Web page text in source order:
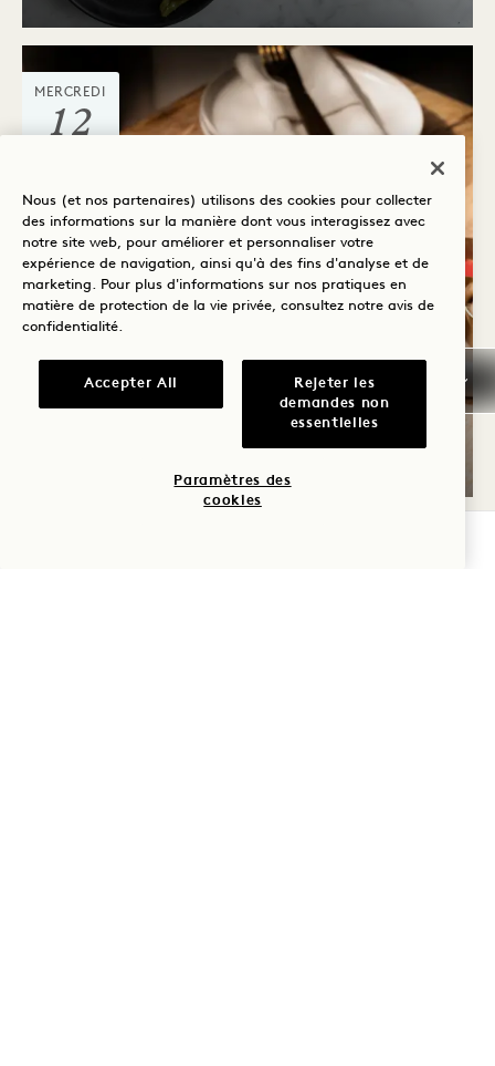
MERCREDI
12
LES JEUDIS « SIP & SEA »
Nous (et nos partenaires) utilisons des cookies pour collecter
des informations sur la manière dont vous interagissez avec
notre site web, pour améliorer et personnaliser votre
expérience de navigation, ainsi qu'à des fins d'analyse et de
marketing. Pour plus d'informations sur nos pratiques en
matière de protection de la vie privée, consultez notre avis de
confidentialité.
Accepter All
Rejeter les
demandes non
essentielles
Paramètres des
cookies